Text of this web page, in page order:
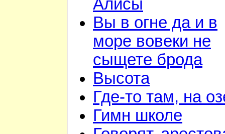
Алисы
Вы в огне да и в
море вовеки не
сыщете брода
Высота
Где-то там, на
Гимн школе